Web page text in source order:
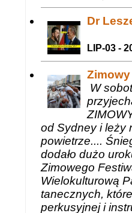
Dr
LIP-03 -
W
od Sydney i leży
powietrze....
dodało dużo
Zimowego
Wielokulturową
tanecznych,
perkusyjnej i